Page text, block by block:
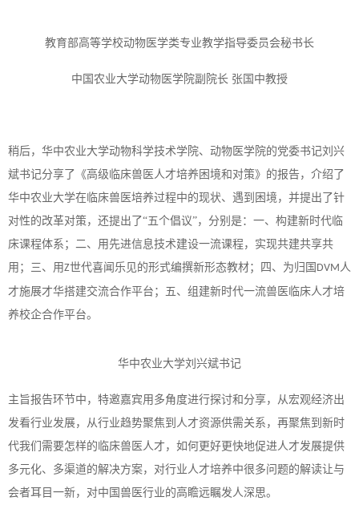
教育部高等学校动物医学类专业教学指导委员会秘书长
中国农业大学动物医学院副院长 张国中教授
稍后，华中农业大学动物科学技术学院、动物医学院的党委书记刘兴
斌书记分享了《高级临床兽医人才培养困境和对策》的报告，介绍了
华中农业大学在临床兽医培养过程中的现状、遇到困境，并提出了针
对性的改革对策，还提出了“五个倡议”，分别是：一、构建新时代临
床课程体系；二、用先进信息技术建设一流课程，实现共建共享共
用；三、用Z世代喜闻乐见的形式编撰新形态教材；四、为归国 DVM人
才施展才华搭建交流合作平台；五、组建新时代一流兽医临床人才培
养校企合作平台。
华中农业大学刘兴斌书记
主旨报告环节中，特邀嘉宾用多角度进行探讨和分享，从宏观经济出
发看行业发展，从行业趋势聚焦到人才资源供需关系，再聚焦到新时
代我们需要怎样的临床兽医人才，如何更好更快地促进人才发展提供
多元化、多渠道的解决方案，对行业人才培养中很多问题的解读让与
会者耳目一新，对中国兽医行业的高瞻远瞩发人深思。